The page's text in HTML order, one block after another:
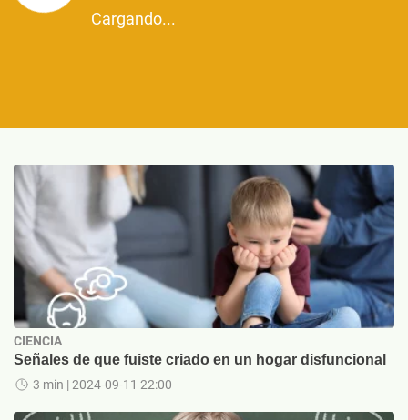
Cargando...
CIENCIA
Señales de que fuiste criado en un hogar disfuncional
3 min | 2024-09-11 22:00